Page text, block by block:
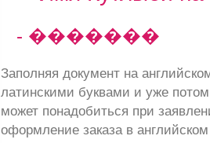
- �������
Заполняя документ на
латинскими буквами и уже
может понадобиться при
оформление заказа в